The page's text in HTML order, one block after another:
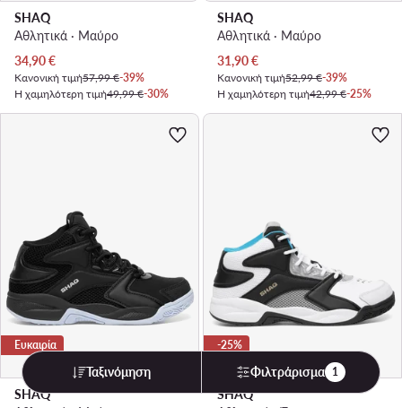
SHAQ
Αθλητικά · Μαύρο
Τρέχουσα τιμή
34,90€
Κανονική τιμή57,99 €-39%
Η χαμηλότερη τιμή49,99 €-30%
SHAQ
Αθλητικά · Μαύρο
Τρέχουσα τιμή
31,90€
Κανονική τιμή52,99 €-39%
Η χαμηλότερη τιμή42,99 €-25%
Ευκαιρία
SHAQ
-25%
SHAQ
Ταξινόμηση Φιλτράρισμα 1